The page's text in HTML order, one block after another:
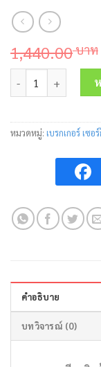
1,440.00บาท
จำนวน เซอร์กิตเบร
หมวดหมู่: เบรกเกอร์ เซอ
คำอธิบาย
บทวิจารณ์ (0)